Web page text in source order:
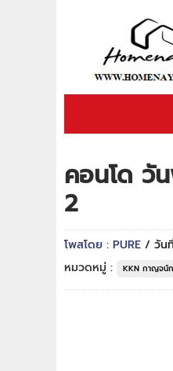
คอนโด วั
2
โพสโดย : PURE / วัน
หมวดหมู่ :
KKN กาญจน์